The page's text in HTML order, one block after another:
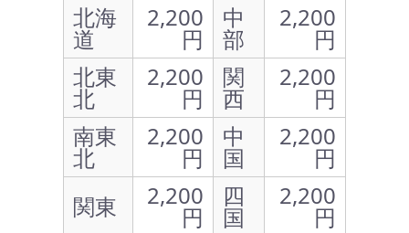
北海
道
2,200
円
中
部
2,200
円
北東
北
2,200
円
関
西
2,200
円
南東
北
2,200
円
中
国
2,200
円
関東
2,200
円
四
国
2,200
円